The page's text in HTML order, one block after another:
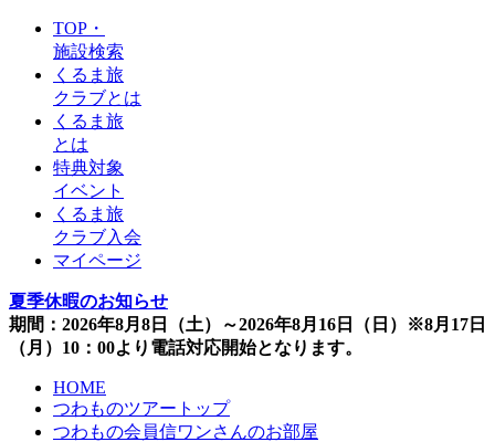
TOP・
施設検索
くるま旅
クラブとは
くるま旅
とは
特典対象
イベント
くるま旅
クラブ入会
マイページ
夏季休暇のお知らせ
期間：2026年8月8日（土）～2026年8月16日（日）※8月17日
（月）10：00より電話対応開始となります。
HOME
つわものツアートップ
つわもの会員信ワンさんのお部屋